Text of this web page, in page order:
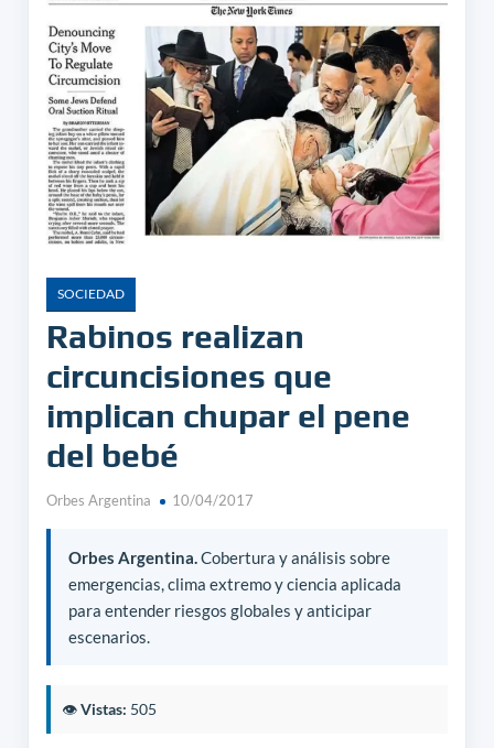
SOCIEDAD
Rabinos realizan
circuncisiones que
implican chupar el pene
del bebé
Orbes Argentina 10/04/2017
Orbes Argentina.Cobertura y análisis sobre
emergencias, clima extremo y ciencia aplicada
para entender riesgos globales y anticipar
escenarios.
👁️Vistas: 505